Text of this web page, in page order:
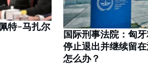
特-马扎尔
国际刑事法院：匈
停止退出并继续留
怎么办？